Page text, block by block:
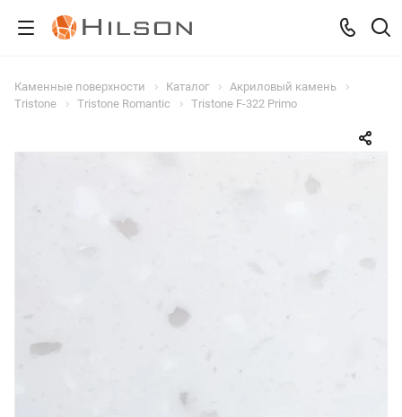
Каменные поверхности Каталог
Акриловый камень
Tristone
Tristone Romantic Tristone F-322 Primo